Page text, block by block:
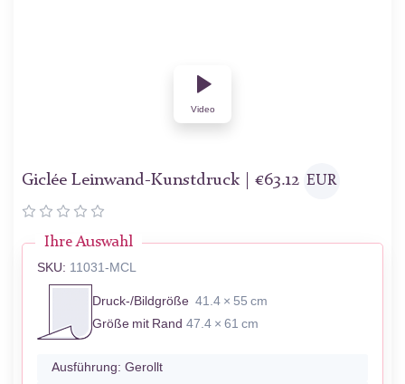
Video
Giclée Leinwand-Kunstdruck | €63.12 EUR
Ihre Auswahl
SKU: 11031-MCL
Druck-/Bildgröße 41.4 × 55 cm
Größe mit Rand 47.4 × 61 cm
Ausführung: Gerollt